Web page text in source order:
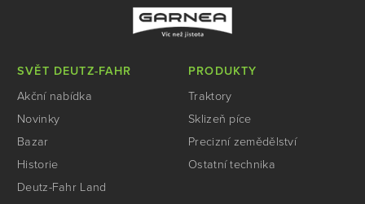
SVĚT DEUTZ-FAHR
Akční nabídka
Novinky
Bazar
Historie
Deutz-Fahr Land
PRODUKTY
Traktory
Sklizeň píce
Precizní zemědělství
Ostatní technika